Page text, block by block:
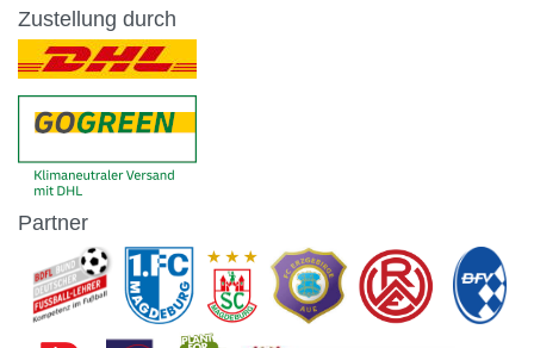
Zustellung durch
Partner